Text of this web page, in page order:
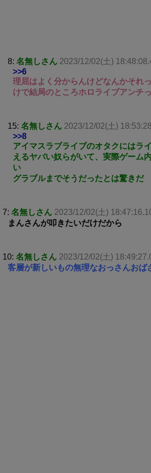
8: 名無しさん 2023/12/02(土)
>>6
理屈はよく分からんけどなんかそれ
けで結局のところホロライブアンチ
15: 名無しさん 2023/12/02(土)
>>8
アイマスラブライブのオタクにはラ
えるヤバい奴らがいて、実際ゲーム
い
グラブルまでそうだったとは驚きだ
7: 名無しさん 2023/12/02(土)
まんさんが叩きたいだけだから
10: 名無しさん 2023/12/02(土)
客層が新しいもの無理なおっさんおば